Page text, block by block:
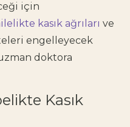
için
kasık ağrıları ve
engelleyecek
doktora
Kasık